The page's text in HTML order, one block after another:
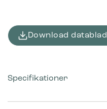
Download datablad
Specifikationer